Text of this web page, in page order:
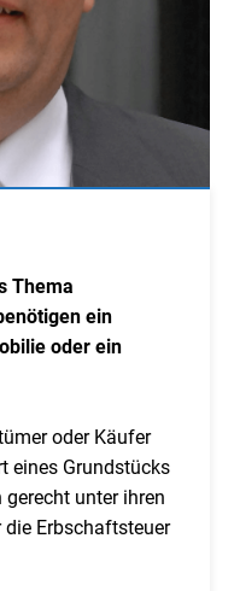
Thema
ein
oder ein
oder Käufer
eines Grundstücks
unter ihren
Erbschaftsteuer